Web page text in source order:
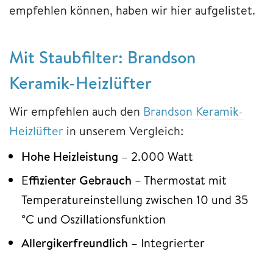
empfehlen können, haben wir hier aufgelistet.
Mit Staubfilter: Brandson
Keramik-Heizlüfter
Wir empfehlen auch den Brandson Keramik-
Heizlüfter in unserem Vergleich:
Hohe Heizleistung – 2.000 Watt
Effizienter Gebrauch – Thermostat mit
Temperatureinstellung zwischen 10 und 35
°C und Oszillationsfunktion
Allergikerfreundlich – Integrierter